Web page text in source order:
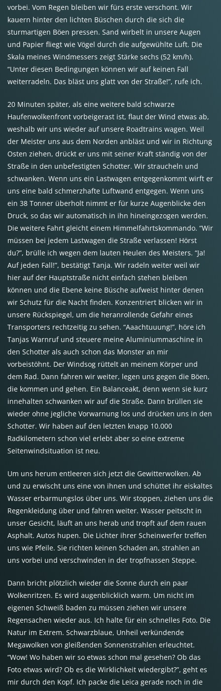
vorbei. Vom Regen bleiben wir fürs erste verschont. Wir
kauern hinter den lichten Büschen durch die sich die
sturmartigen Böen pressen. Sand wirbelt in unsere Augen
und Papier fliegt wie Vögel durch die aufgewühlte Luft. Die
Skala meines Windmessers zeigt Stärke sechs (52 km/h).
“Unter diesen Bedingungen können wir auf keinen Fall
weiterradeln. Das bläst uns glatt von der Straße!”, rufe ich.
20 Minuten später, als eine weitere bald schwarze
Haufenwolkenfront vorbeigerast ist, flaut der Wind etwas ab,
weshalb wir uns wieder auf unsere Roadtrains wagen. Weil
der Meister uns aus dem Norden anbläst und wir in Richtung
Osten ziehen, drückt er uns mit seiner Kraft ständig von der
Straße in den unbefestigten Schotter. Wir straucheln und
schwanken. Wenn uns ein Lastwagen entgegenkommt wirft er
uns eine bald schmerzhafte Luftwand entgegen. Wenn uns
ein 38 Tonner überholt nimmt er für kurze Augenblicke den
Druck, so das wir automatisch in ihn hineingezogen werden.
Die weitere Fahrt gleicht einem Himmelfahrtskommando. “Wir
müssen bei jedem Lastwagen die Straße verlassen! Hörst
du?”, brülle ich wegen dem lauten Heulen des Meisters. “Ja!
Auf jeden Fall!”, bestätigt Tanja. Wir radeln weiter weil wir
hier auf der Hauptstraße nicht einfach stehen bleiben
können und die Ebene keine Büsche aufweist hinter denen
wir Schutz für die Nacht finden. Konzentriert blicken wir in
unsere Rückspiegel, um die heranrollende Gefahr eines
Transporters rechtzeitig zu sehen. “Aaachtuuung!”, höre ich
Tanjas Warnruf und steuere meine Aluminiummaschine in
den Schotter als auch schon das Monster an mir
vorbeistöhnt. Der Windsog rüttelt an meinem Körper und
dem Rad. Dann fahren wir weiter, legen uns gegen die Böen,
die kommen und gehen. Ein Balanceakt, denn wenn sie kurz
innehalten schwanken wir auf die Straße. Dann brüllen sie
wieder ohne jegliche Vorwarnung los und drücken uns in den
Schotter. Wir haben auf den letzten knapp 10.000
Radkilometern schon viel erlebt aber so eine extreme
Seitenwindsituation ist neu.
Um uns herum entleeren sich jetzt die Gewitterwolken. Ab
und zu erwischt uns eine von ihnen und schüttet ihr eiskaltes
Wasser erbarmungslos über uns. Wir stoppen, ziehen uns die
Regenkleidung über und fahren weiter. Wasser peitscht in
unser Gesicht, läuft an uns herab und tropft auf dem rauen
Asphalt. Autos hupen. Die Lichter ihrer Scheinwerfer treffen
uns wie Pfeile. Sie richten keinen Schaden an, strahlen an
uns vorbei und verschwinden in der tropfnassen Steppe.
Dann bricht plötzlich wieder die Sonne durch ein paar
Wolkenritzen. Es wird augenblicklich warm. Um nicht im
eigenen Schweiß baden zu müssen ziehen wir unsere
Regensachen wieder aus. Ich halte für ein schnelles Foto. Die
Natur im Extrem. Schwarzblaue, Unheil verkündende
Megawolken von gleißenden Sonnenstrahlen erleuchtet.
“Wow! Wo haben wir so etwas schon mal gesehen? Ob das
Foto etwas wird? Ob es die Wirklichkeit wiedergibt?”, geht es
mir durch den Kopf. Ich packe die Leica gerade noch in die